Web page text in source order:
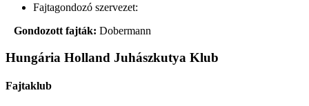
Fajtagondozó szervezet:
Gondozott fajták: Dobermann
Hungária Holland Juhászkutya Klub
Fajtaklub